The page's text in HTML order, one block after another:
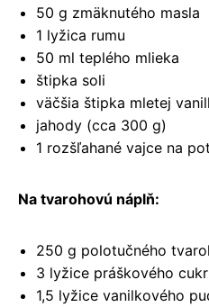
50 g zmäknutého masla
1 lyžica rumu
50 ml teplého mlieka
štipka soli
väčšia štipka mletej
jahody (cca 300 g)
1 rozšľahané vajce na
Na tvarohovú náplň:
250 g polotučného
3 lyžice práškového
1,5 lyžice vanilkového